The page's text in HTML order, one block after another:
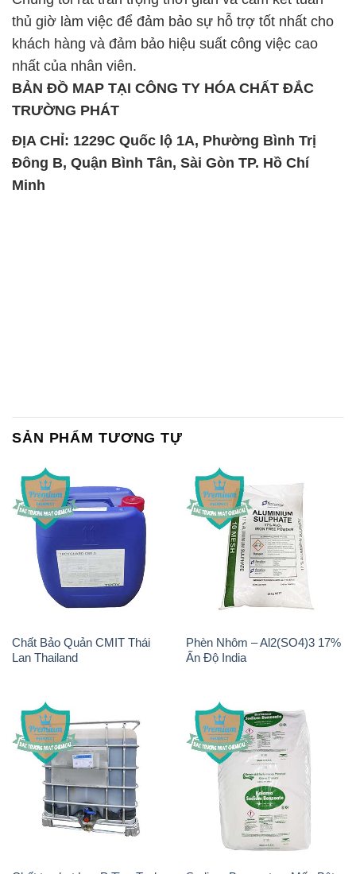
TRƯỜNG PHÁT
ĐỊA CHỈ: 1229C Quốc lộ 1A, Phường Bình Trị
Đông B, Quận Bình Tân, Sài Gòn TP. Hồ Chí
Minh
Chất Bảo Quản CMIT Thái
Lan Thailand
Phèn Nhôm – Al2(SO4)3 17%
Ấn Độ India
Chất tạo bọt Las P Tico Tank
IBC Bồn Việt Nam
Sodium Benzoate – Mốc Bột
Kalama Food Grade Mỹ Usa